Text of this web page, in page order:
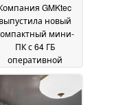
GMKtec
выпустила новый
мини-
ПК с 64 ГБ
оперативной
памяти и
интерфейсом
09 July 2026